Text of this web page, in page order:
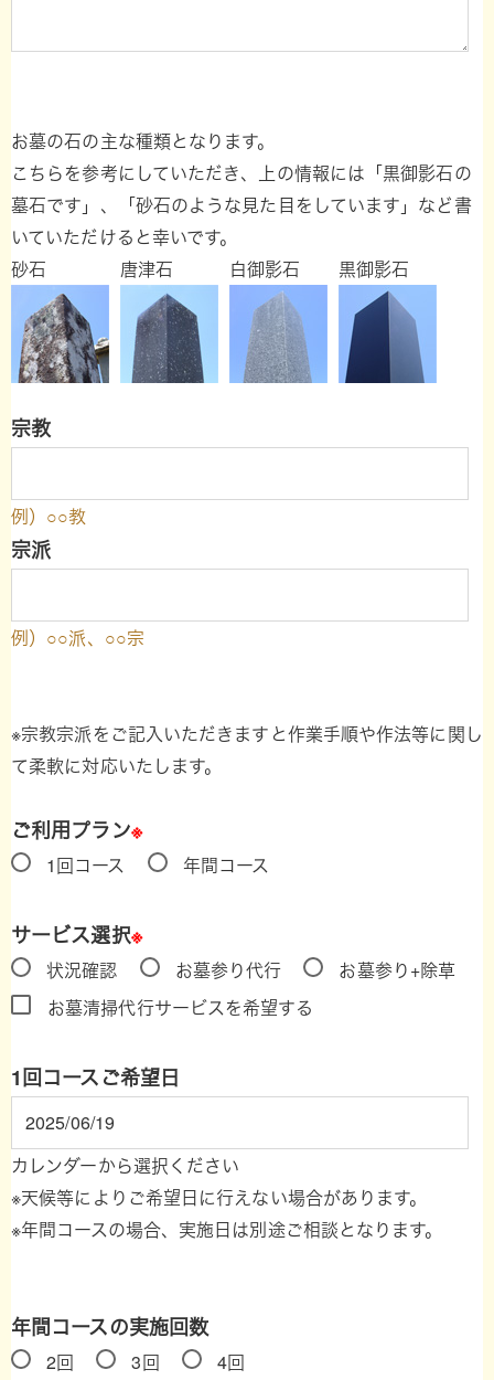
お墓の石の主な種類となります。
こちらを参考にしていただき、上の情報には「黒御影石の
墓石です」、「砂石のような見た目をしています」など書
いていただけると幸いです。
砂石
唐津石 白御影石 黒御影石
宗教
例）○○教
宗派
例）○○派、○○宗
※宗教宗派をご記入いただきますと作業手順や作法等に関し
て柔軟に対応いたします。
ご利用プラン※
1回コース 年間コース
サービス選択※
状況確認 お墓参り代行
お墓参り+除草
お墓清掃代行サービスを希望する
1回コースご希望日
カレンダーから選択ください
※天候等によりご希望日に行えない場合があります。
※年間コースの場合、実施日は別途ご相談となります。
年間コースの実施回数
2回 3回
4回